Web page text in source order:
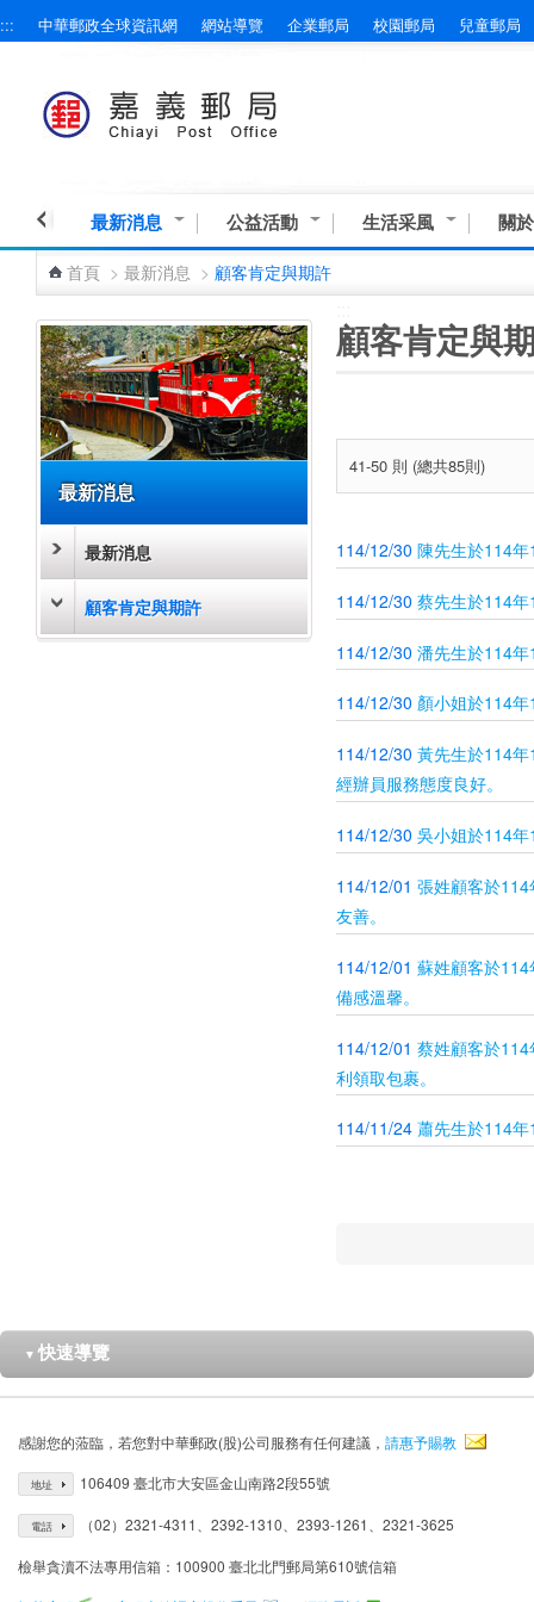
跳到主要內容區塊
::: 中華郵政全球資訊網 網站導覽 企業郵局 校園郵局 兒童郵局
最新消息 公益活動 生活采風 關
首頁 > 最新消息 > 顧客肯定與期許
最新消息
最新消息
顧客肯定與期許
顧客肯定與
41-50 則 (總共85則)
114/12/30 陳先生於114
114/12/30 蔡先生於114
114/12/30 潘先生於114
114/12/30 顏小姐於114
114/12/30 黃先生於114
經辦員服務態度良好。
114/12/30 吳小姐於114
114/12/01 張姓顧客於
友善。
114/12/01 蘇姓顧客於
備感溫馨。
114/12/01 蔡姓顧客於
利領取包裹。
114/11/24 蕭先生於114
▼ 快速導覽
感謝您的蒞臨，若您對中華郵政(股)公司服務有任何建議， 請惠予賜教
地址 106409 臺北市大安區金山南路2段55號
電話 （02）2321-4311、2392-1310、2393-1261、2321-3625
檢舉貪瀆不法專用信箱：100900 臺北北門郵局第610號信箱